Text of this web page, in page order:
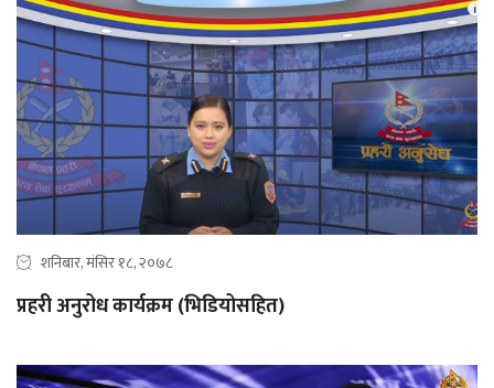
शनिबार, मंसिर १८, २०७८
प्रहरी अनुरोध कार्यक्रम (भिडियोसहित)